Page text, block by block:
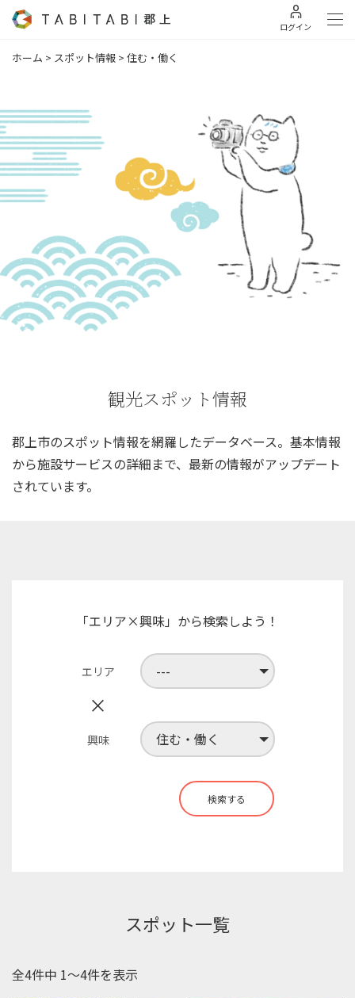
ログイン
ホーム > スポット情報 > 住む・働く
観光スポット情報
郡上市のスポット情報を網羅したデータベース。 基本情報
から施設サービスの詳細まで、 最新の情報がアップデート
されています。
「エリア×興味」から検索しよう！
エリア
×
興味
検索する
スポット一覧
全4件中 1〜4件を表示